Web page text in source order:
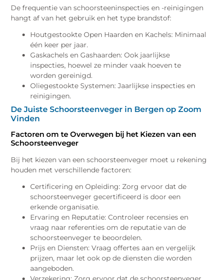
De frequentie van schoorsteeninspecties en -reinigingen
hangt af van het gebruik en het type brandstof:
Houtgestookte Open Haarden en Kachels: Minimaal
één keer per jaar.
Gaskachels en Gashaarden: Ook jaarlijkse
inspecties, hoewel ze minder vaak hoeven te
worden gereinigd.
Oliegestookte Systemen: Jaarlijkse inspecties en
reinigingen.
De Juiste Schoorsteenveger in Bergen op Zoom
Vinden
Factoren om te Overwegen bij het Kiezen van een
Schoorsteenveger
Bij het kiezen van een schoorsteenveger moet u rekening
houden met verschillende factoren:
Certificering en Opleiding: Zorg ervoor dat de
schoorsteenveger gecertificeerd is door een
erkende organisatie.
Ervaring en Reputatie: Controleer recensies en
vraag naar referenties om de reputatie van de
schoorsteenveger te beoordelen.
Prijs en Diensten: Vraag offertes aan en vergelijk
prijzen, maar let ook op de diensten die worden
aangeboden.